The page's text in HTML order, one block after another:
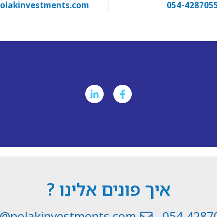
054-
איך פונים אלינו ?